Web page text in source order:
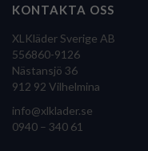
KONTAKTA OSS
XLKläder Sverige AB
556860-9126
Nästansjö 36
912 92 Vilhelmina
info@xlklader.se
0940 – 340 61